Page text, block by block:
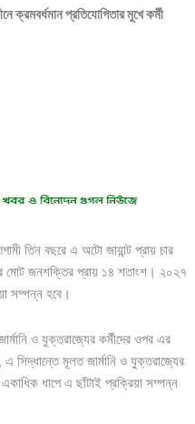
ক্রমবর্ধমান প্রতিযোগিতার মুখে কর্মী
তিন বছরে এ অটো জায়ান্ট প্রায় চার
মোট জনশক্তির প্রায় ১৪ শতাংশ। ২০২৭
সম্পন্ন হবে।
ও যুক্তরাজ্যের কর্মীদের ওপর এর
এ সিদ্ধান্তে মূলত জার্মানি ও যুক্তরাজ্যের
ধাপে এ ছাঁটাই প্রক্রিয়া সম্পন্ন